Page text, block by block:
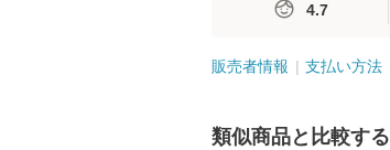
4.7
販売者情報 支払い方法
類似商品と比較する